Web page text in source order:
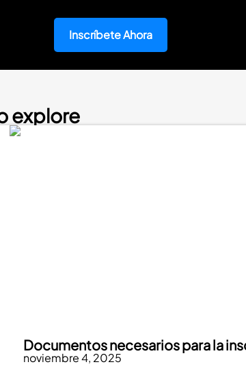
Inscríbete Ahora
explore
Documentos necesarios para la
noviembre 4, 2025